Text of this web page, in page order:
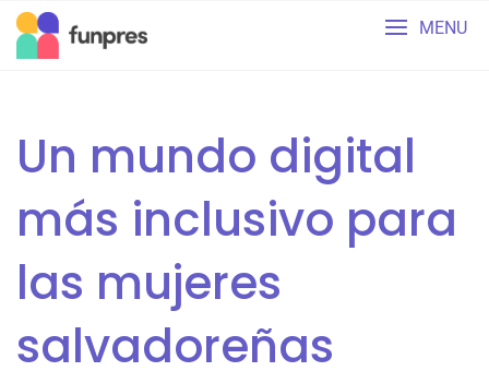
Skip
content
MENU
Un mundo digital
más inclusivo para
las mujeres
salvadoreñas